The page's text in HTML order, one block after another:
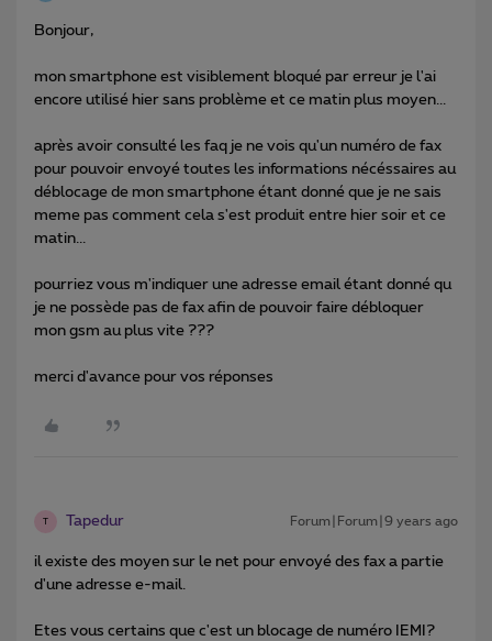
Bonjour,
mon smartphone est visiblement bloqué par erreur je l'ai
encore utilisé hier sans problème et ce matin plus moyen...
après avoir consulté les faq je ne vois qu'un numéro de fax
pour pouvoir envoyé toutes les informations nécéssaires au
déblocage de mon smartphone étant donné que je ne sais
meme pas comment cela s'est produit entre hier soir et ce
matin...
pourriez vous m'indiquer une adresse email étant donné qu
je ne possède pas de fax afin de pouvoir faire débloquer
mon gsm au plus vite ???
merci d'avance pour vos réponses
T Tapedur Forum|Forum|9 years ago
il existe des moyen sur le net pour envoyé des fax a partie
d'une adresse e-mail.
Etes vous certains que c'est un blocage de numéro IEMI?